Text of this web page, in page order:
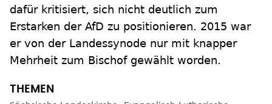
dafür kritisiert, sich nicht deutlich zum
Erstarken der AfD zu positionieren. 2015 war
er von der Landessynode nur mit knapper
Mehrheit zum Bischof gewählt worden.